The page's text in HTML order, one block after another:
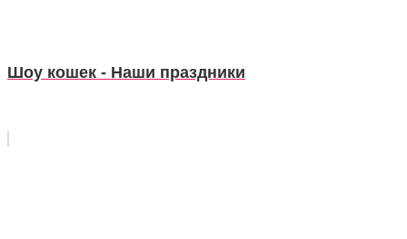
Шоу кошек - Наши праздники